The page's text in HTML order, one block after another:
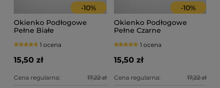
-10%
Okienko Podłogowe
Pełne Białe
1 ocena
15,50 zł
Cena regularna: 17,22 zł
-10%
Okienko Podłogowe
Pełne Czarne
1 ocena
15,50 zł
Cena regularna: 17,22 zł